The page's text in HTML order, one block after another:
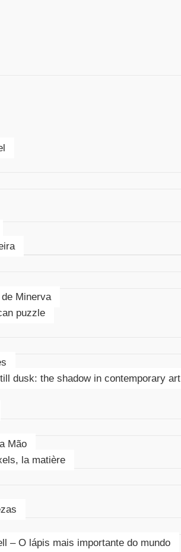
Minerva
puzzle
dusk: the shadow in contemporary art
Mão
la matière
– O lápis mais importante do mundo